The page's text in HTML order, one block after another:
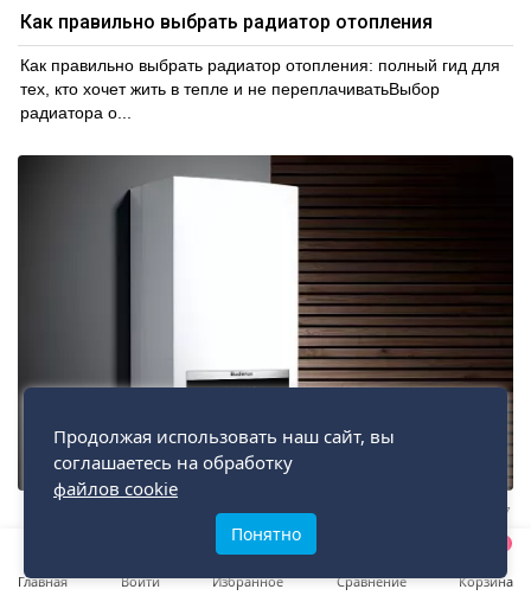
Главная Войти
0
Избранное Сравнение Корзина
Как правильно выбрать радиатор отопления
Как правильно выбрать радиатор отопления: полный гид для
тех, кто хочет жить в тепле и не переплачиватьВыбор
радиатора о...
7957
Как выбрать газовый или электрический котел
Как выбрать газовый или электрический котел: полный гид для
Продолжая использовать наш сайт, вы
соглашаетесь на обработку
файлов cookie
Понятно